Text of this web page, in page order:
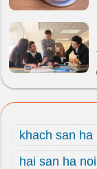
khach san ha
hai san ha noi